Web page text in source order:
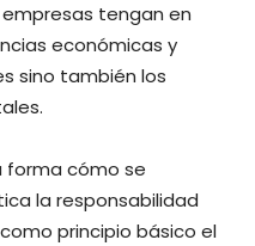
tengan en
económicas y
sino también los
forma cómo se
la responsabilidad
principio básico el